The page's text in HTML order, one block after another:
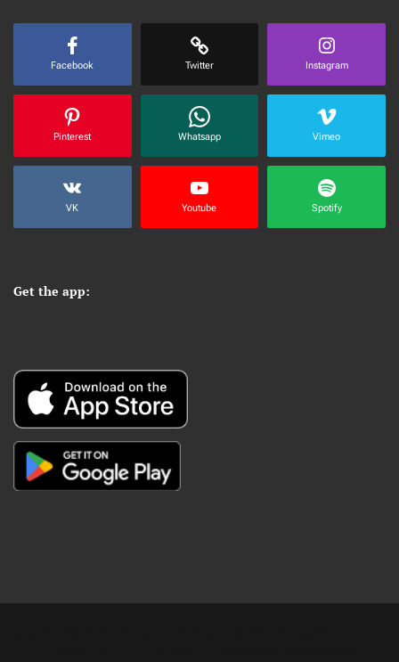
Facebook Twitter Instagram
Pinterest Whatsapp Vimeo
VK Youtube Spotify
Get the app: